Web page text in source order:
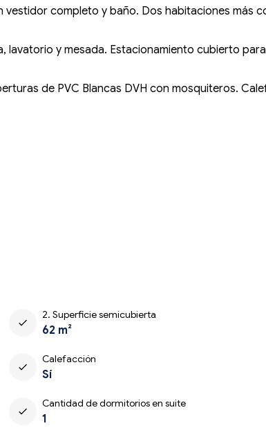
vestidor completo y baño. Dos habitaciones más
lavatorio y mesada. Estacionamiento cubierto
de PVC Blancas DVH con mosquiteros.
check
2. Superficie semicubierta
62 m²
check
Calefacción
Sí
check
Cantidad de dormitorios en suite
1